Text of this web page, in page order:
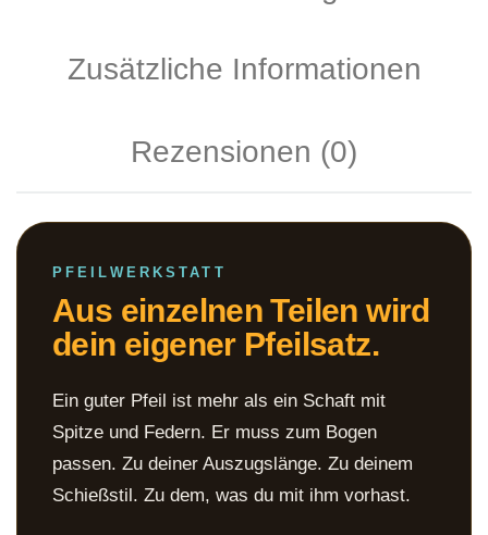
Zusätzliche Informationen
Rezensionen (0)
PFEILWERKSTATT
Aus einzelnen Teilen wird
dein eigener Pfeilsatz.
Ein guter Pfeil ist mehr als ein Schaft mit
Spitze und Federn. Er muss zum Bogen
passen. Zu deiner Auszugslänge. Zu deinem
Schießstil. Zu dem, was du mit ihm vorhast.